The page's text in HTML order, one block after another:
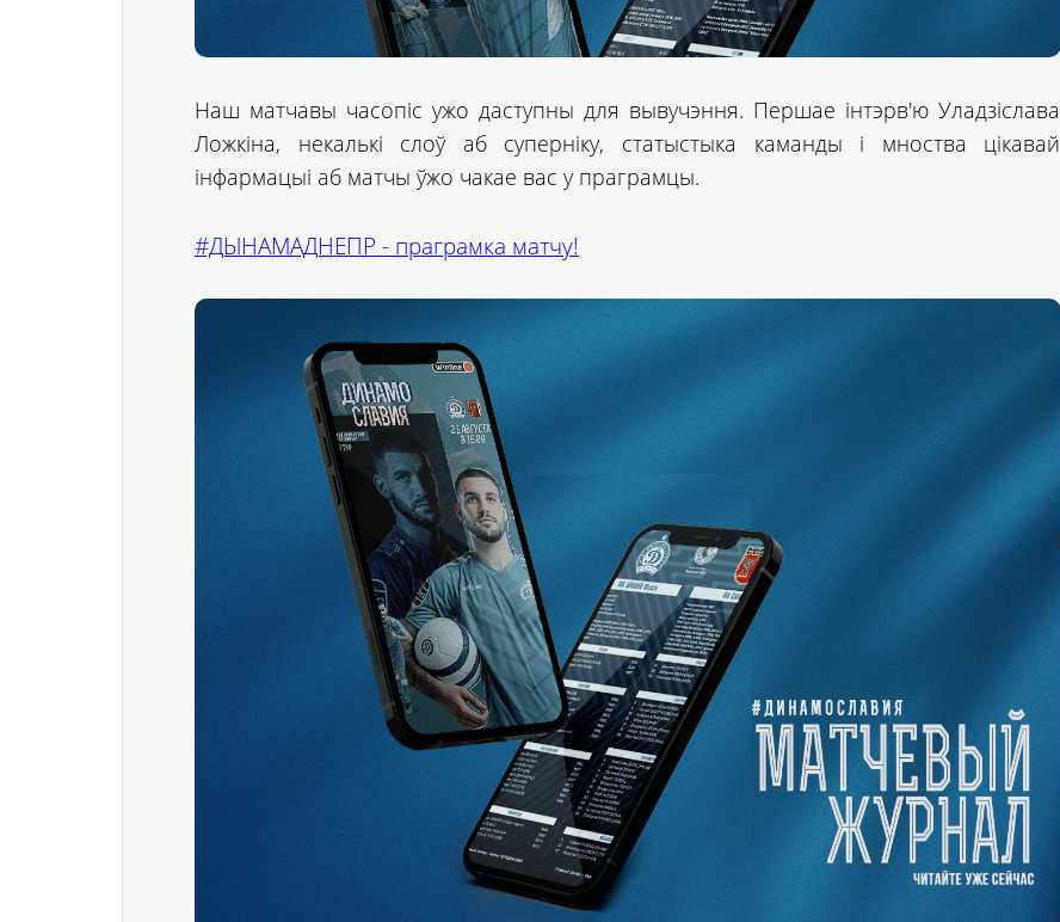
Наш матчавы часопіс ужо даступны для вывучэння. Першае інтэрв'ю Уладзіслава
Ложкіна, некалькі слоў аб суперніку, статыстыка каманды і мноства цікавай
інфармацыі аб матчы ўжо чакае вас у праграмцы.
#ДЫНАМАДНЕПР - праграмка матчу!